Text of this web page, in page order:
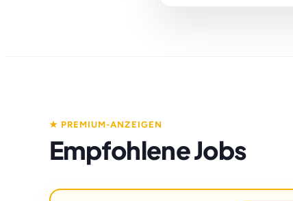
★ PREMIUM-ANZEIGEN
Empfohlene Jobs